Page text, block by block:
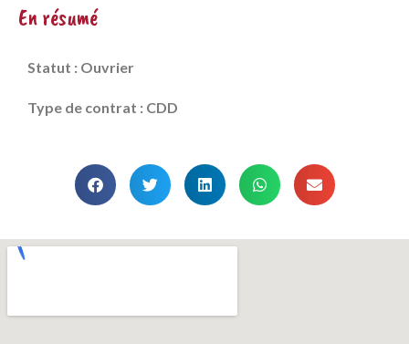
En résumé
Statut : Ouvrier
Type de contrat : CDD